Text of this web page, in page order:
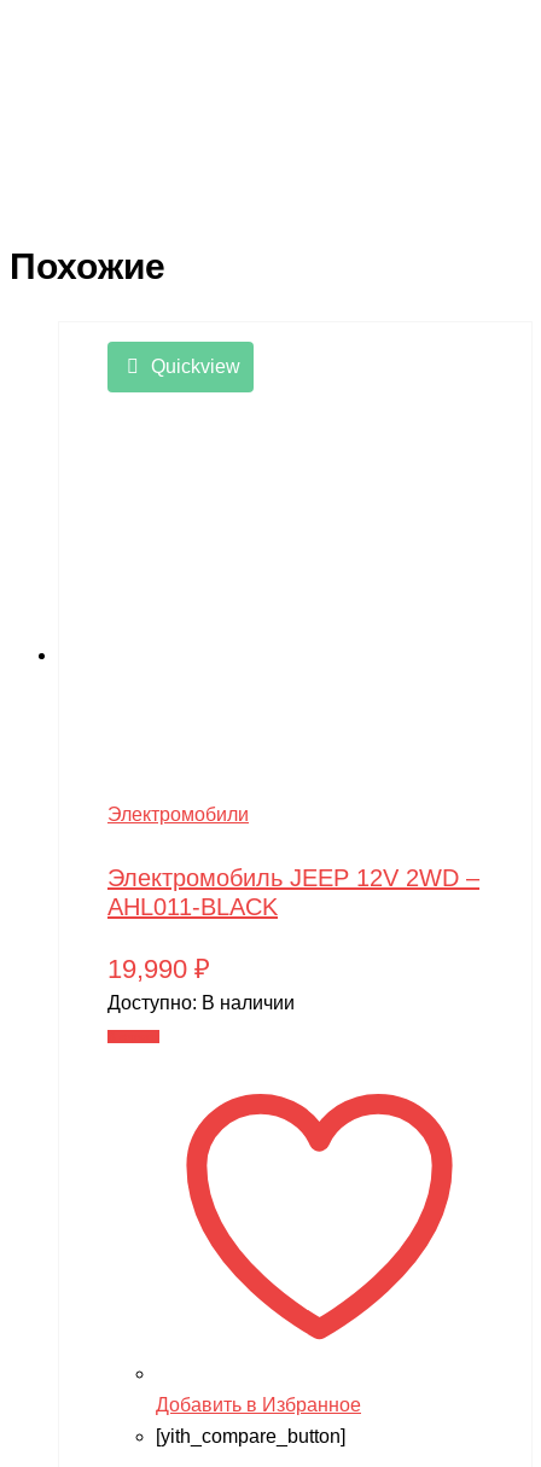
Похожие
Quickview
Электромобили
Электромобиль JEEP 12V 2WD –
AHL011-BLACK
19,990 ₽
Доступно: В наличии
Добавить в Избранное
[yith_compare_button]